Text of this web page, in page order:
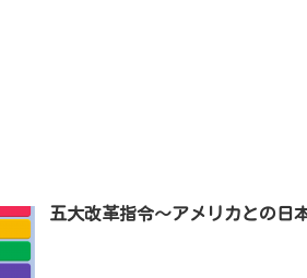
五大改革指令～アメリカとの日